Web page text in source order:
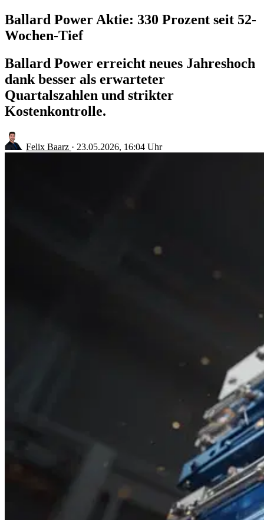
Ballard Power Aktie: 330 Prozent seit 52-
Wochen-Tief
Ballard Power erreicht neues Jahreshoch
dank besser als erwarteter
Quartalszahlen und strikter
Kostenkontrolle.
Felix Baarz · 23.05.2026, 16:04 Uhr